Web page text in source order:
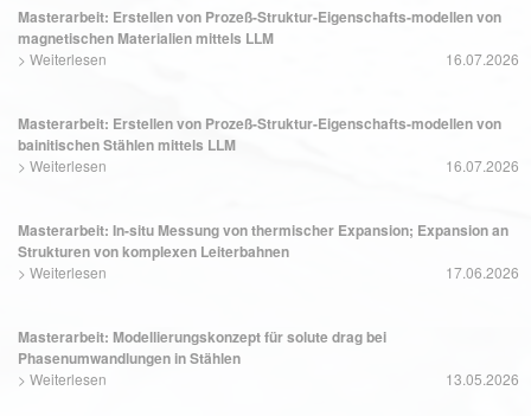
Masterarbeit: Erstellen von Prozeß-Struktur-Eigenschafts-modellen von
magnetischen Materialien mittels LLM
> Weiterlesen 16.07.2026
Masterarbeit: Erstellen von Prozeß-Struktur-Eigenschafts-modellen von
bainitischen Stählen mittels LLM
> Weiterlesen 16.07.2026
Masterarbeit: In-situ Messung von thermischer Expansion; Expansion an
Strukturen von komplexen Leiterbahnen
> Weiterlesen 17.06.2026
Masterarbeit: Modellierungskonzept für solute drag bei
Phasenumwandlungen in Stählen
> Weiterlesen 13.05.2026